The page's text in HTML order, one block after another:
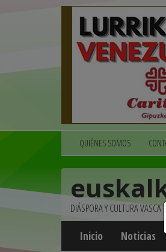
QUIÉNES SOMOS
DIÁSPORA Y CULTURA VASCA
Inicio Noticias